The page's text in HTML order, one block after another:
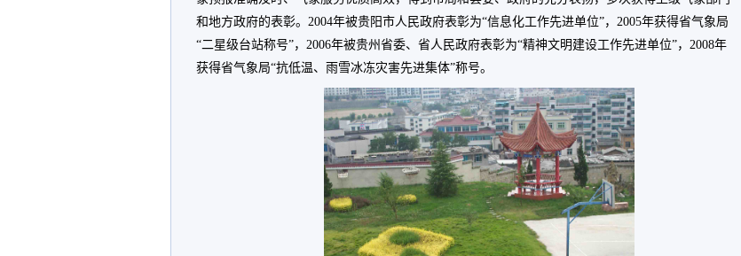
和地方政府的表彰。2004年被贵阳市人民政府表彰为“信息化工作先进单位”，2005年获得省气象局
“二星级台站称号”，2006年被贵州省委、省人民政府表彰为“精神文明建设工作先进单位”，2008年
获得省气象局“抗低温、雨雪冰冻灾害先进集体”称号。